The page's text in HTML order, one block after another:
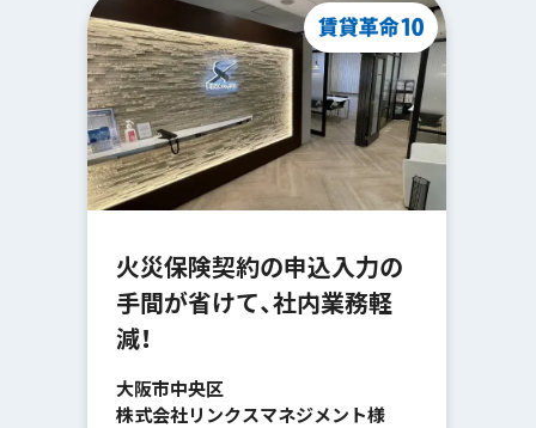
火災保険契約の申込入力の
手間が省けて、社内業務軽
減！
大阪市中央区
株式会社リンクスマネジメント様